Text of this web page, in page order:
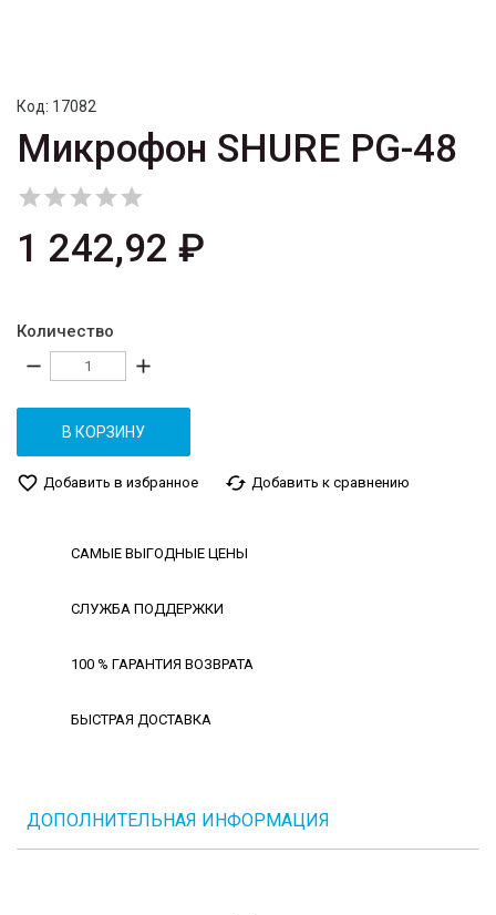
Код: 17082
Микрофон SHURE PG-48

1 242,92 ₽
Количество
remove add
В КОРЗИНУ
favorite_border Добавить в избранное cached Добавить к сравнению
САМЫЕ ВЫГОДНЫЕ ЦЕНЫ
СЛУЖБА ПОДДЕРЖКИ
100 % ГАРАНТИЯ ВОЗВРАТА
БЫСТРАЯ ДОСТАВКА
ДОПОЛНИТЕЛЬНАЯ ИНФОРМАЦИЯ